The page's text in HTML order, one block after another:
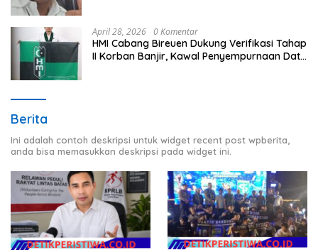
April 28, 2026 0 Komentar
HMI Cabang Bireuen Dukung Verifikasi Tahap
II Korban Banjir, Kawal Penyempurnaan Data
Berita
Ini adalah contoh deskripsi untuk widget recent post wpberita,
anda bisa memasukkan deskripsi pada widget ini.